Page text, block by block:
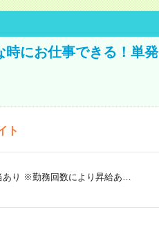
にお仕事できる！単発
ト
り ※勤務回数により昇給あ…